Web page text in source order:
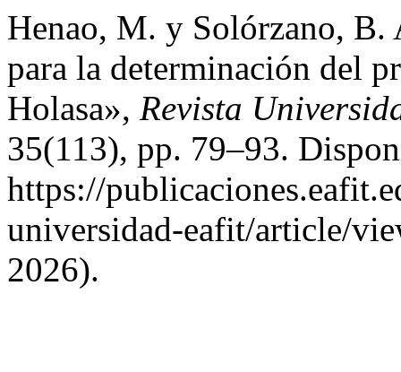
Henao, M. y Solórzano, B.
para la determinación del
Holasa», Revista
35(113), pp. 79–93.
https://
universidad-eafit/article/
2026).